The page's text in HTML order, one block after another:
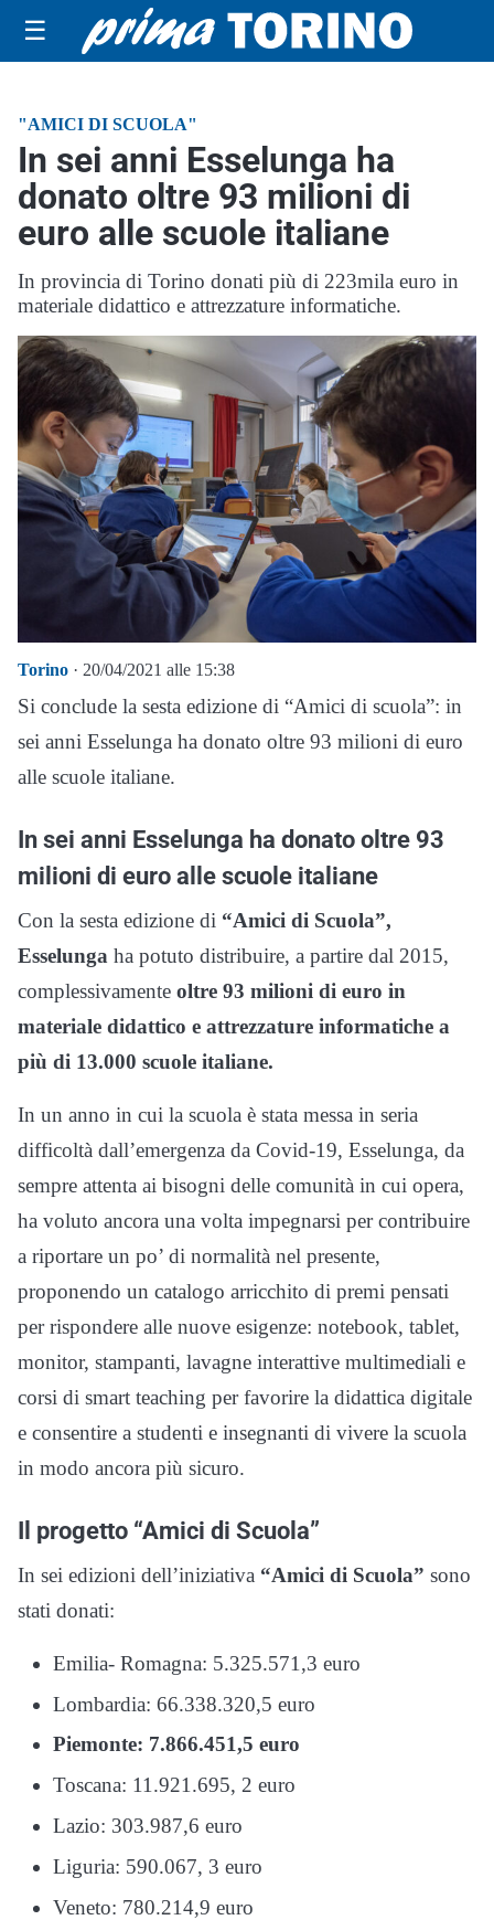
☰
"AMICI DI SCUOLA"
In sei anni Esselunga ha
donato oltre 93 milioni di
euro alle scuole italiane
In provincia di Torino donati più di 223mila euro in
materiale didattico e attrezzature informatiche.
Torino · 20/04/2021 alle 15:38
Si conclude la sesta edizione di “Amici di scuola”: in
sei anni Esselunga ha donato oltre 93 milioni di euro
alle scuole italiane.
In sei anni Esselunga ha donato oltre 93
milioni di euro alle scuole italiane
Con la sesta edizione di “Amici di Scuola”,
Esselunga ha potuto distribuire, a partire dal 2015,
complessivamente oltre 93 milioni di euro in
materiale didattico e attrezzature informatiche a
più di 13.000 scuole italiane.
In un anno in cui la scuola è stata messa in seria
difficoltà dall’emergenza da Covid-19, Esselunga, da
sempre attenta ai bisogni delle comunità in cui opera,
ha voluto ancora una volta impegnarsi per contribuire
a riportare un po’ di normalità nel presente,
proponendo un catalogo arricchito di premi pensati
per rispondere alle nuove esigenze: notebook, tablet,
monitor, stampanti, lavagne interattive multimediali e
corsi di smart teaching per favorire la didattica digitale
e consentire a studenti e insegnanti di vivere la scuola
in modo ancora più sicuro.
Il progetto “Amici di Scuola”
In sei edizioni dell’iniziativa “Amici di Scuola” sono
stati donati:
Emilia- Romagna: 5.325.571,3 euro
Lombardia: 66.338.320,5 euro
Piemonte: 7.866.451,5 euro
Toscana: 11.921.695, 2 euro
Lazio: 303.987,6 euro
Liguria: 590.067, 3 euro
Veneto: 780.214,9 euro